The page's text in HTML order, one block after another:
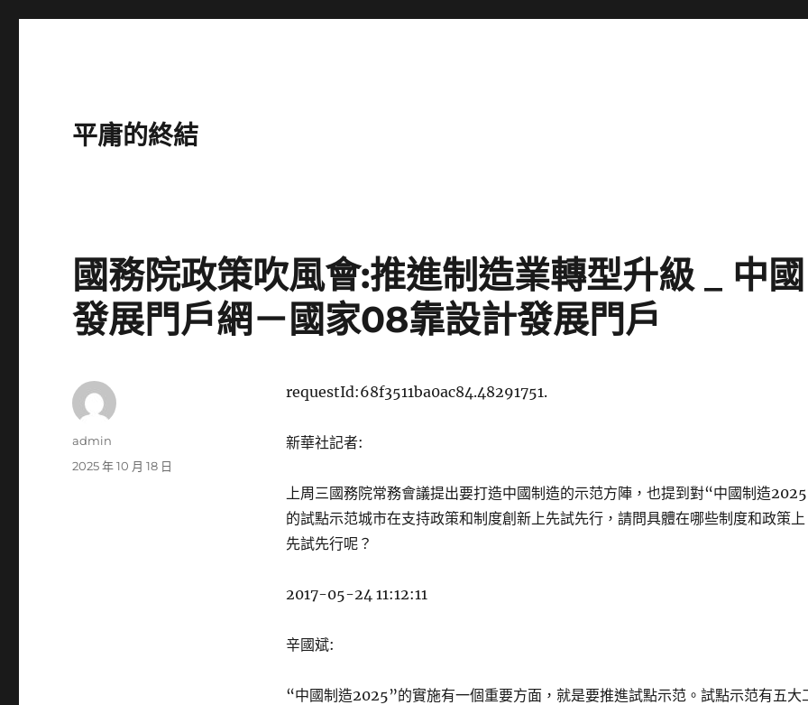
平庸的終結
國務院政策吹風會:推進制造業轉型升級 _ 中國
發展門戶網－國家08靠設計發展門戶
requestId:68f3511ba0ac84.48291751.
新華社記者:
上周三國務院常務會議提出要打造中國制造的示范方陣，也提到對“中國制造
的試點示范城市在支持政策和制度創新上先試先行，請問具體在哪些制度和政策上
先試先行呢？
2017-05-24 11:12:11
辛國斌:
“中國制造2025”的實施有一個重要方面，就是要推進試點示范。試點示范有五大
作
admin
發
2025 年 10 月 18 日